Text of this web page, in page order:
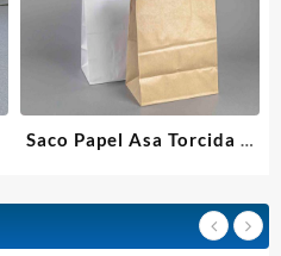
Saco Papel Asa Torcida –